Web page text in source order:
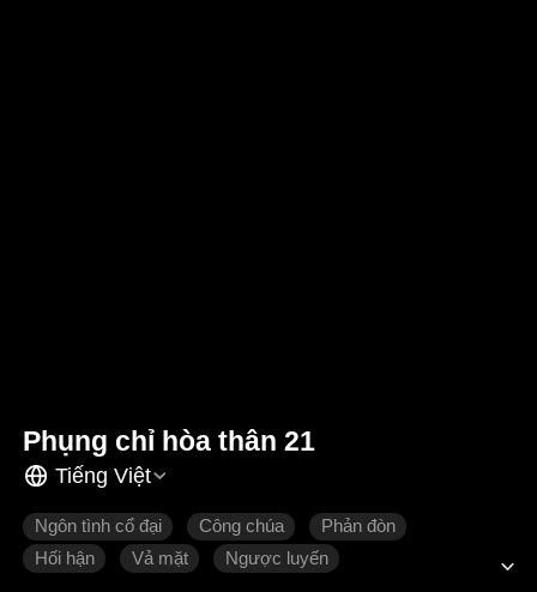
Phụng chỉ hòa thân 21
Tiếng Việt
Ngôn tình cổ đại Công chúa
Phản đòn
Hối hận
Vả mặt Ngược luyến